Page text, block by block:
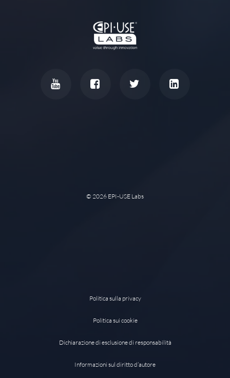
© 2026 EPI-USE Labs
Politica sulla privacy
Politica sui cookie
Dichiarazione di esclusione di responsabilità
Informazioni sul diritto d’autore